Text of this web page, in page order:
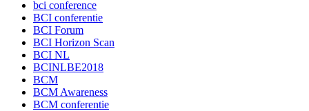
bci conference
BCI conferentie
BCI Forum
BCI Horizon Scan
BCI NL
BCINLBE2018
BCM
BCM Awareness
BCM conferentie